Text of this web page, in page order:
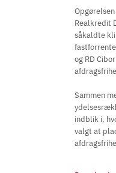
Realkredit
såkaldte
og RD
Sammen
indblik i,
valgt at